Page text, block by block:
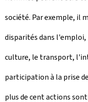
société. Par exemple, il
disparités dans
culture, le transport,
participation à la prise
plus de cent actions